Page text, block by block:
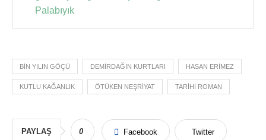
Palabıyık
BIN YILIN GÖÇÜ DEMIRDAĞIN KURTLARI HASAN ERIMEZ
KUTLU KAĞANLIK ÖTÜKEN NEŞRIYAT TARIHI ROMAN
PAYLAŞ 0 Facebook Twitter